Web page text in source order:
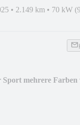
• 2.149 km • 70 kW
Sport mehrere